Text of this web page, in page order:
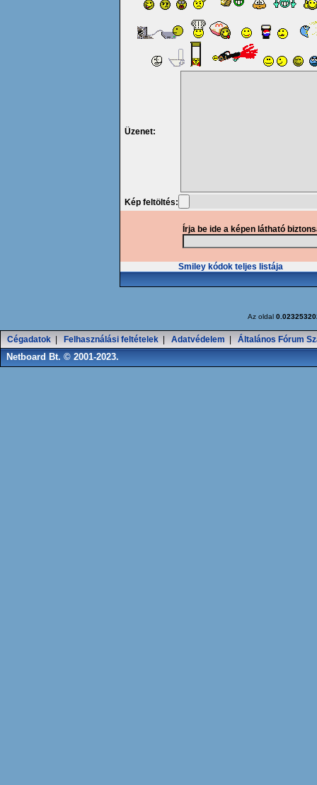
Üzenet:
Kép feltöltés:
Írja be ide a képen látható
Smiley kódok teljes listája
Az oldal
Cégadatok Felhasználási feltételek Adatvédelem Általános Fórum
Netboard Bt. © 2001-2023.